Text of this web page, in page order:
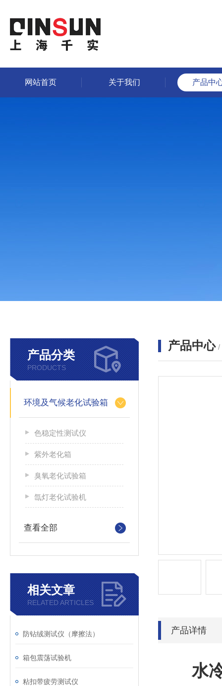
网站首页 关于我们 产品中
产品分类
PRODUCTS
环境及气候老化试验箱
色稳定性测试仪
紫外老化箱
臭氧老化试验箱
氙灯老化试验机
查看全部
相关文章
RELATED ARTICLES
防钻绒测试仪（摩擦法）
箱包震荡试验机
粘扣带疲劳测试仪
产品中心 /
产品详情
水